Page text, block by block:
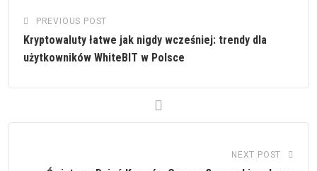
PREVIOUS POST
Kryptowaluty łatwe jak nigdy wcześniej: trendy dla
użytkowników WhiteBIT w Polsce
NEXT POST